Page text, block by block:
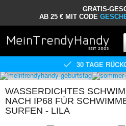
GRATIS-
AB 25 € MIT CODE
30 TAGE
WASSERDICHTES
NACH IP68 FÜR
SURFEN - LILA